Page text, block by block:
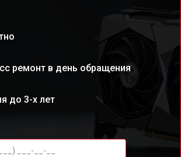
ремонт в день обращения
до 3-х лет